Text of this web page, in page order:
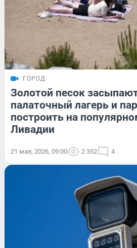
ГОРОД
Золотой песок
палаточный лагерь и
построить на
Ливадии
21 мая, 2026, 09:00 2 352 4